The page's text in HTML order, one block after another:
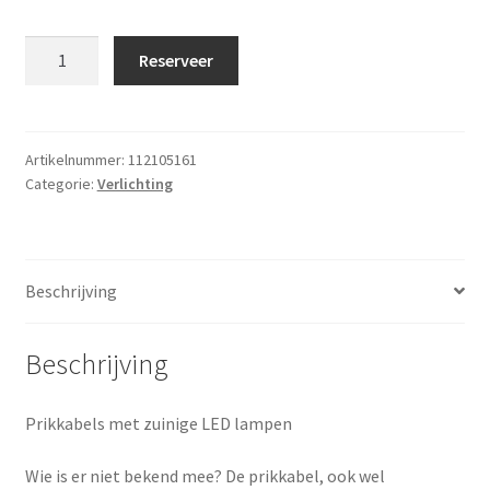
aantal
Reserveer
Artikelnummer: 112105161
Categorie: Verlichting
Beschrijving
Beschrijving
Prikkabels met zuinige LED lampen
Wie is er niet bekend mee? De prikkabel, ook wel